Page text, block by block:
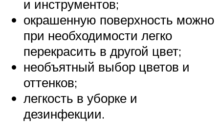
и инструментов;
окрашенную поверхность можно
при необходимости легко
перекрасить в другой цвет;
необъятный выбор цветов и
оттенков;
легкость в уборке и
дезинфекции.